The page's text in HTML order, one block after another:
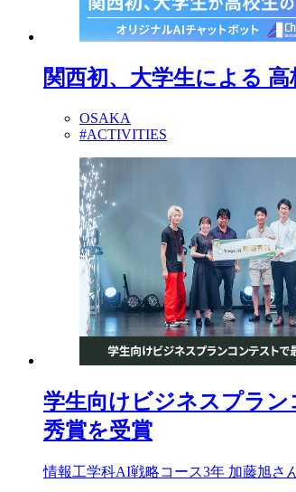
関西初、大学生による
OSAKA
#ACTIVITIES
学生向けビジネスプラ
秀賞を受賞
情報工学科AI戦略コース3年 加藤旭さ